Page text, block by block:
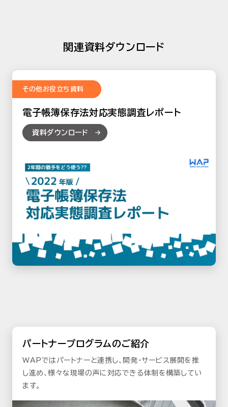
関連資料ダウンロード
その他お役立ち資料
電子帳簿保存法対応実態調査レポート
資料ダウンロード
パートナープログラムのご紹介
WAPではパートナーと連携し、開発・サービス展開を推
し進め、様々な現場の声に対応できる体制を構築してい
ます。